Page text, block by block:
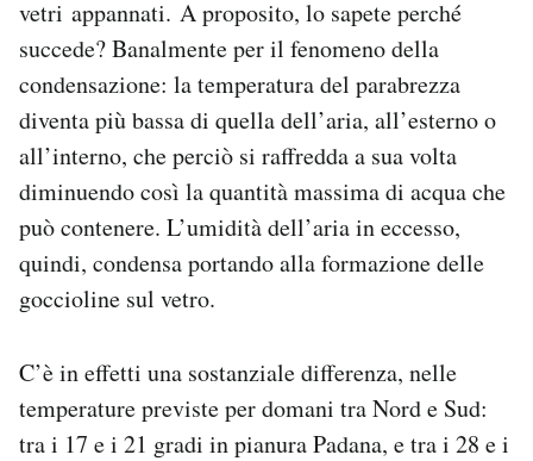
CALENDARIO
Area Personale
Newsletter
Notifiche mobile
Hai bisogno di aiuto?
Esci
vetri appannati. A proposito, lo sapete perché
succede? Banalmente per il fenomeno della
condensazione: la temperatura del parabrezza
diventa più bassa di quella dell’aria, all’esterno o
all’interno, che perciò si raffredda a sua volta
diminuendo così la quantità massima di acqua che
può contenere. L’umidità dell’aria in eccesso,
quindi, condensa portando alla formazione delle
goccioline sul vetro.
C’è in effetti una sostanziale differenza, nelle
temperature previste per domani tra Nord e Sud:
tra i 17 e i 21 gradi in pianura Padana, e tra i 28 e i